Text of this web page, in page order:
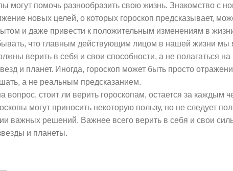
могут помочь разнообразить свою жизнь. Знакомство с
новых целей, о которых гороскоп предсказывает,
и даже привести к положительным изменениям в
что главным действующим лицом в нашей жизни мы
верить в себя и свои способности, а не полагаться на
и планет. Иногда, гороскоп может быть просто
а не реальным предсказанием.
вопрос, стоит ли верить гороскопам, остается за каждым
могут приносить некоторую пользу, но не следует
важных решений. Важнее всего верить в себя и свои
и планеты.